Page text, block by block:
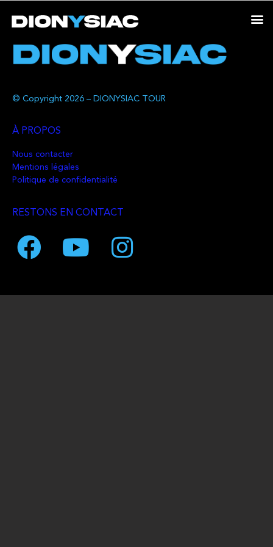
© Copyright 2026 – DIONYSIAC TOUR
À PROPOS
Nous contacter
Mentions légales
Politique de confidentialité
RESTONS EN CONTACT